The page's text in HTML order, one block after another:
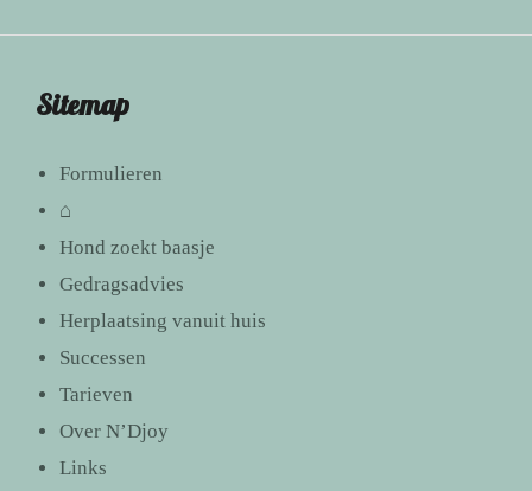
Sitemap
Formulieren
⌂
Hond zoekt baasje
Gedragsadvies
Herplaatsing vanuit huis
Successen
Tarieven
Over N’Djoy
Links